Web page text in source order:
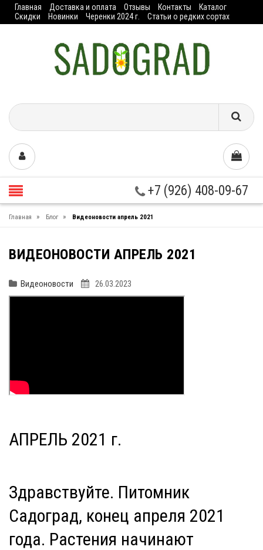
Главная Доставка и оплата Отзывы Контакты
Каталог
Скидки
Новинки Черенки 2024 г. Статьи о редких сортах
+7 (926) 408-09-67
Главная » Блог » Видеоновости апрель 2021
ВИДЕОНОВОСТИ АПРЕЛЬ 2021
Видеоновости 26.03.2023
АПРЕЛЬ 2021 г.
Здравствуйте. Питомник
Садоград, конец апреля 2021
года. Растения начинают